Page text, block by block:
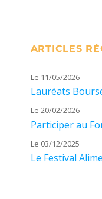
ARTICLES
Le 11/05/2026
Lauréats
Le 20/02/2026
Participer au
Le 03/12/2025
Le Festival